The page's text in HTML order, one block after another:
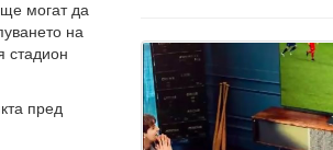
могат да
на
стадион
пред